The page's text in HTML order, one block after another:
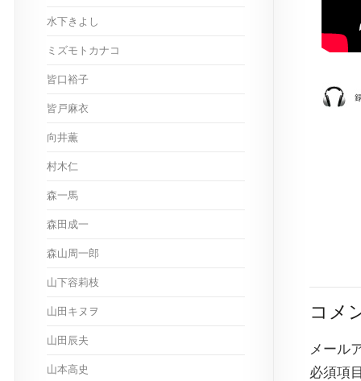
コメ
メール
必須項
水下きよし
ミズモトカナコ
皆口裕子
皆戸麻衣
向井薫
村木仁
森一馬
森田成一
森山周一郎
山下容莉枝
山田キヌヲ
山田辰夫
山本高史